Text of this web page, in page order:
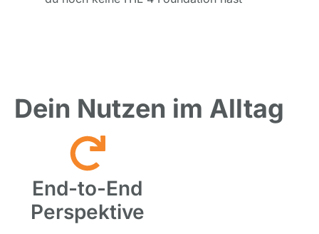
Dein Nutzen im Alltag
End-to-End
Perspektive